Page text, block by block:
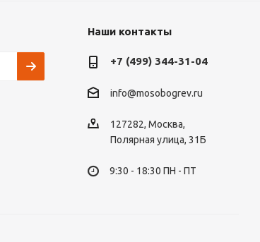
Наши контакты
+7 (499) 344-31-04
info@mosobogrev.ru
127282, Москва,
Полярная улица, 31Б
9:30 - 18:30 ПН - ПТ